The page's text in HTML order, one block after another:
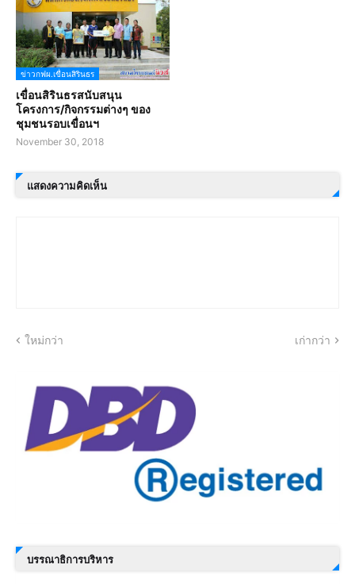
ข่าวกฟผ.เขื่อนสิรินธร
เขื่อนสิรินธรสนับสนุน
โครงการ/กิจกรรมต่างๆ ของ
ชุมชนรอบเขื่อนฯ
November 30, 2018
แสดงความคิดเห็น
ใหม่กว่า เก่ากว่า
บรรณาธิการบริหาร